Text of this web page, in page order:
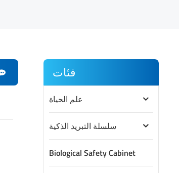
فئات
علم الحياة
سلسلة التبريد الذكية
Biological Safety Cabinet